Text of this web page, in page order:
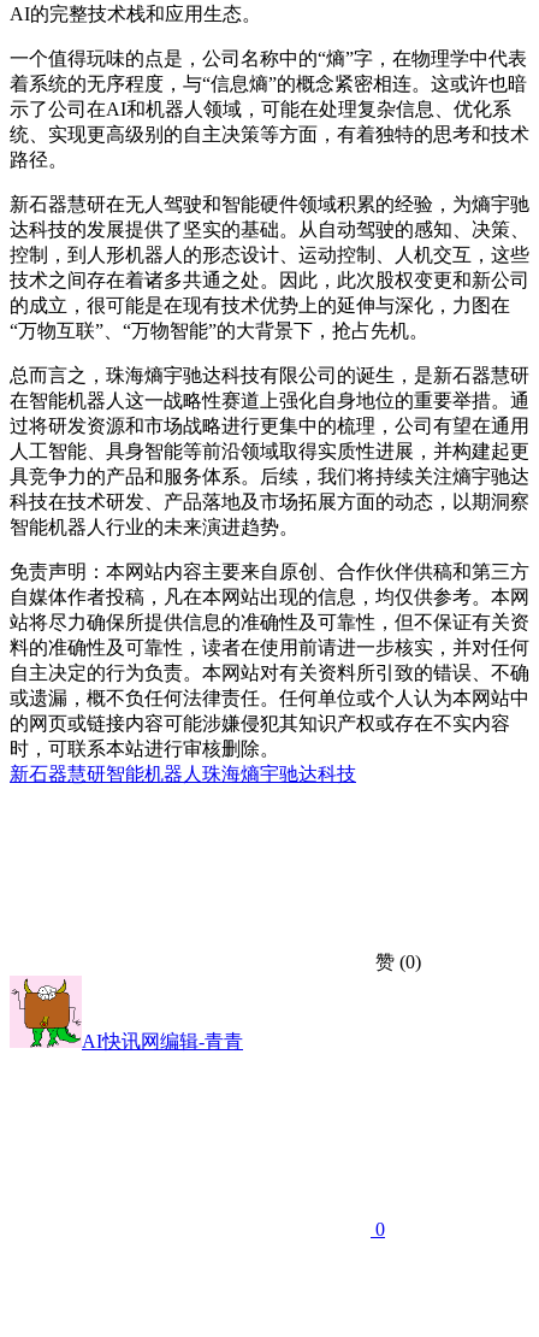
AI的完整技术栈和应用生态。
一个值得玩味的点是，公司名称中的“熵”字，在物理学中代表
着系统的无序程度，与“信息熵”的概念紧密相连。这或许也暗
示了公司在AI和机器人领域，可能在处理复杂信息、优化系
统、实现更高级别的自主决策等方面，有着独特的思考和技术
路径。
新石器慧研在无人驾驶和智能硬件领域积累的经验，为熵宇驰
达科技的发展提供了坚实的基础。从自动驾驶的感知、决策、
控制，到人形机器人的形态设计、运动控制、人机交互，这些
技术之间存在着诸多共通之处。因此，此次股权变更和新公司
的成立，很可能是在现有技术优势上的延伸与深化，力图在
“万物互联”、“万物智能”的大背景下，抢占先机。
总而言之，珠海熵宇驰达科技有限公司的诞生，是新石器慧研
在智能机器人这一战略性赛道上强化自身地位的重要举措。通
过将研发资源和市场战略进行更集中的梳理，公司有望在通用
人工智能、具身智能等前沿领域取得实质性进展，并构建起更
具竞争力的产品和服务体系。后续，我们将持续关注熵宇驰达
科技在技术研发、产品落地及市场拓展方面的动态，以期洞察
智能机器人行业的未来演进趋势。
免责声明：本网站内容主要来自原创、合作伙伴供稿和第三方
自媒体作者投稿，凡在本网站出现的信息，均仅供参考。本网
站将尽力确保所提供信息的准确性及可靠性，但不保证有关资
料的准确性及可靠性，读者在使用前请进一步核实，并对任何
自主决定的行为负责。本网站对有关资料所引致的错误、不确
或遗漏，概不负任何法律责任。任何单位或个人认为本网站中
的网页或链接内容可能涉嫌侵犯其知识产权或存在不实内容
时，可联系本站进行审核删除。
新石器慧研智能机器人 珠海熵宇驰达科技
赞 (0)
AI快讯网编辑-青青
0